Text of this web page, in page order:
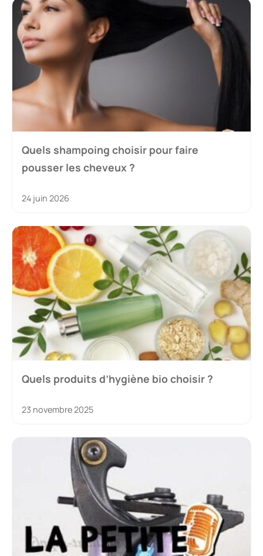
Quels shampoing choisir pour faire
pousser les cheveux ?
24 juin 2026
Quels produits d’hygiène bio choisir ?
23 novembre 2025